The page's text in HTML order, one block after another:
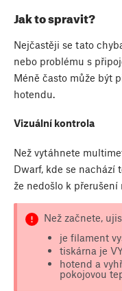
Jak to spravit?
Nejčastěji se tato
nebo problému s
Méně často může být
hotendu.
Vizuální kontrola
Než vytáhnete
Dwarf, kde se nachází
že nedošlo k
Než začnete,
je filament
tiskárna je
hotend a
pokojovou